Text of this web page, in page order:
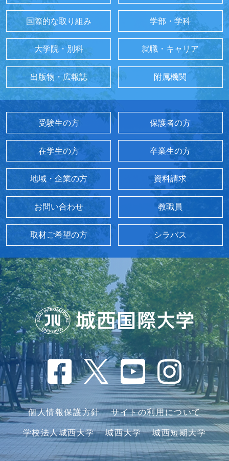
国際的な取り組み 学部・学科
大学院・別科 就職・キャリア
出版物・広報誌 附属機関
受験生の方 保護者の方
在学生の方 卒業生の方
地域・企業の方 資料請求
お問い合わせ 教職員
取材ご希望の方 シラバス
個人情報保護方針 サイトの利用について
学校法人城西大学 城西大学 城西短期大学